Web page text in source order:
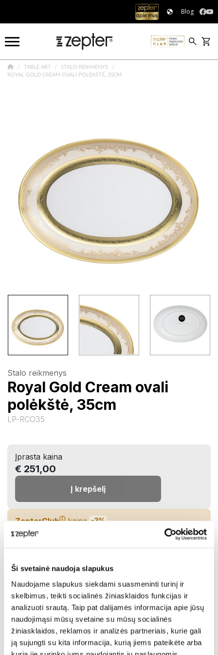
Ši svetainė naudoja slapukus
Naudojame slapukus siekdami suasmeninti turinį ir
skelbimus, teikti socialinės žiniasklaidos funkcijas ir
analizuoti srautą. Taip pat dalijamės informacija apie jūsų
naudojimąsi mūsų svetaine su mūsų socialinės
žiniasklaidos, reklamos ir analizės partneriais, kurie gali
ją sujungti su kita informacija, kurią jiems pateikėte arba
Blog
TABLE ART
STALO REIKMENYS
ROYAL GOLD CREAM OVALI POLĖKŠTĖ, 35CM
Stalo reikmenys
Royal Gold Cream ovali
polėkštė, 35cm
LP-RCO35
Įprasta kaina
€ 251,00
Į krepšelį
ZepterClubⓘkaina -3%
€ 242,22
Netrukus turėsime sandėlyje!
Pasidalinti:
Aprašymas